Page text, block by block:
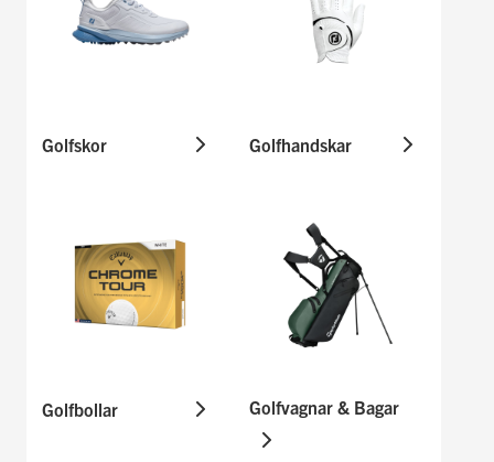
Golfskor Golfhandskar
Golfbollar Golfvagnar & Bagar